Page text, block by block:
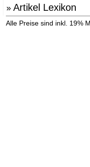
» Artikel Lexikon
Alle Preise sind inkl. 19%